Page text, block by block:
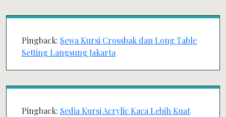
Pingback: Sewa Kursi Crossbak dan Long Table
Setting Langsung Jakarta
Pingback: Sedia Kursi Acrylic Kaca Lebih Kuat